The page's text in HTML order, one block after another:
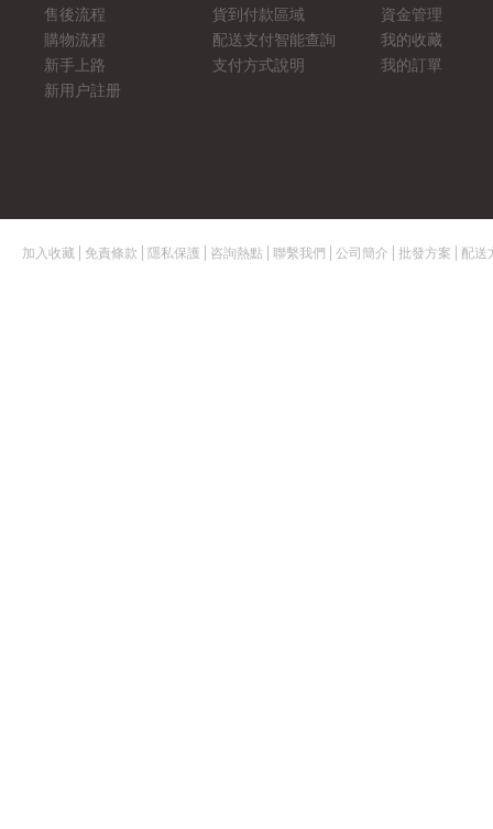
售後流程
購物流程
新手上路
新用户註册
貨到付款區域
配送支付智能查詢
支付方式說明
資金管理
我的收藏
我的訂單
加入收藏 免責條款 隱私保護 咨詢熱點 聯繫我們 公司簡介 批發方案 配送